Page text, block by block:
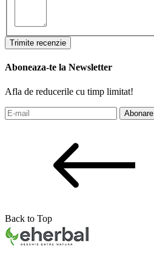
Trimite recenzie
Aboneaza-te la Newsletter
Afla de reducerile cu timp limitat!
Abonare
Back to Top